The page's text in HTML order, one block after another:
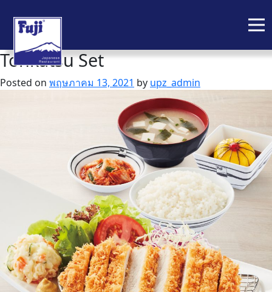
Skip
to
content
Tonkatsu Set
Posted on พฤษภาคม 13, 2021 by upz_admin